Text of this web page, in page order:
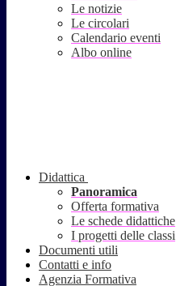
Le notizie
Le circolari
Calendario eventi
Albo online
Didattica
Panoramica
Offerta formativa
Le schede didattiche
I progetti delle classi
Documenti utili
Contatti e info
Agenzia Formativa